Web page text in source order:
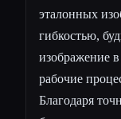
эталонных
гибкостью,
изображение
рабочие
Благодаря